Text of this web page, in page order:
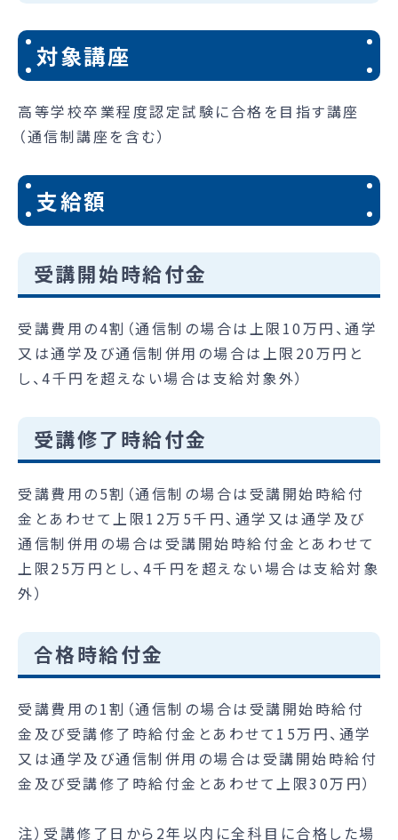
対象講座
高等学校卒業程度認定試験に合格を目指す講座
（通信制講座を含む）
支給額
受講開始時給付金
受講費用の4割（通信制の場合は上限10万円、通学
又は通学及び通信制併用の場合は上限20万円と
し、4千円を超えない場合は支給対象外）
受講修了時給付金
受講費用の5割（通信制の場合は受講開始時給付
金とあわせて上限12万5千円、通学又は通学及び
通信制併用の場合は受講開始時給付金とあわせて
上限25万円とし、4千円を超えない場合は支給対象
外）
合格時給付金
受講費用の1割（通信制の場合は受講開始時給付
金及び受講修了時給付金とあわせて15万円、通学
又は通学及び通信制併用の場合は受講開始時給付
金及び受講修了時給付金とあわせて上限30万円）
注）受講修了日から2年以内に全科目に合格した場